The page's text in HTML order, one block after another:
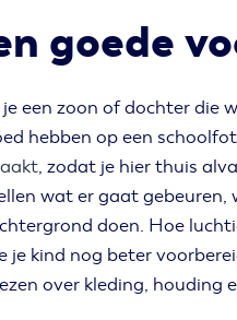
goede
een zoon of dochter die
hebben op een
, zodat je hier thuis
wat er gaat
doen. Hoe
je kind nog beter
over kleding, houding